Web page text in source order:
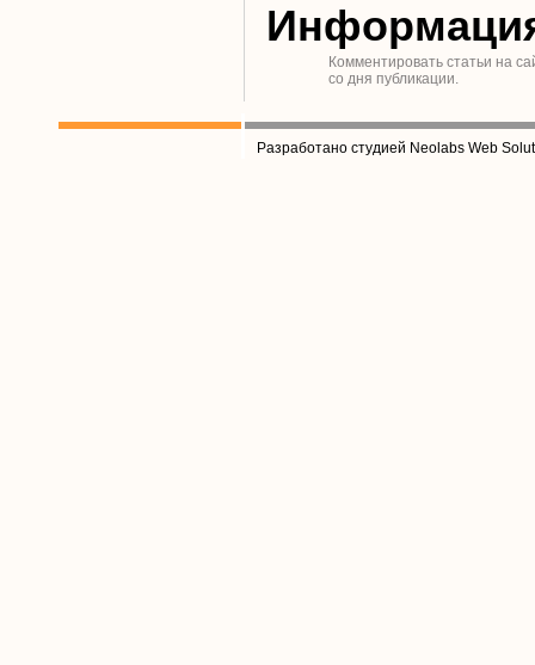
Комментировать статьи на
со дня публикации.
Разработано студией Neolabs Web